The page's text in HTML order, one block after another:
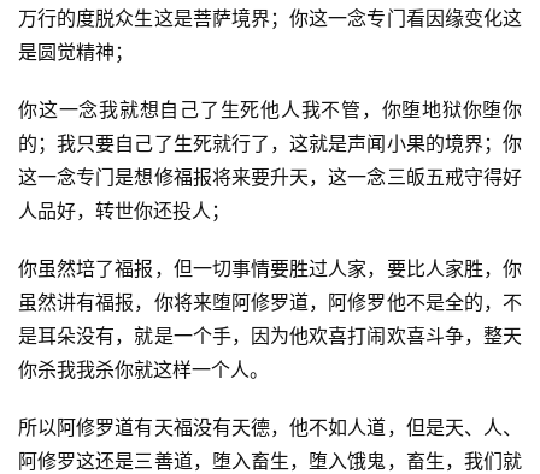
资
讯
万行的度脱众生这是菩萨境界；你这一念专门看因缘变化这
是圆觉精神；
你这一念我就想自己了生死他人我不管，你堕地狱你堕你
的；我只要自己了生死就行了，这就是声闻小果的境界；你
这一念专门是想修福报将来要升天，这一念三皈五戒守得好
人品好，转世你还投人；
你虽然培了福报，但一切事情要胜过人家，要比人家胜，你
虽然讲有福报，你将来堕阿修罗道，阿修罗他不是全的，不
是耳朵没有，就是一个手，因为他欢喜打闹欢喜斗争，整天
你杀我我杀你就这样一个人。
所以阿修罗道有天福没有天德，他不如人道，但是天、人、
阿修罗这还是三善道，堕入畜生，堕入饿鬼，畜生，我们就